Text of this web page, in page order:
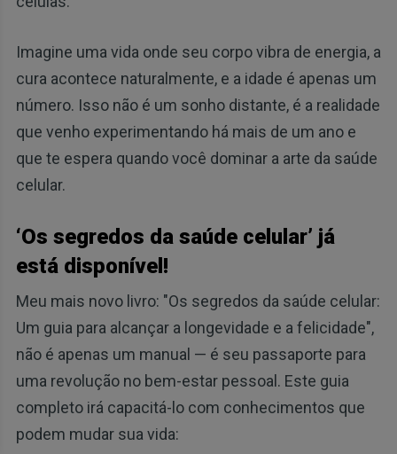
Imagine uma vida onde seu corpo vibra de energia, a
cura acontece naturalmente, e a idade é apenas um
número. Isso não é um sonho distante, é a realidade
que venho experimentando há mais de um ano e
que te espera quando você dominar a arte da saúde
celular.
‘Os segredos da saúde celular’ já
está disponível!
Meu mais novo livro: "Os segredos da saúde celular:
Um guia para alcançar a longevidade e a felicidade",
não é apenas um manual — é seu passaporte para
uma revolução no bem-estar pessoal. Este guia
completo irá capacitá-lo com conhecimentos que
podem mudar sua vida: